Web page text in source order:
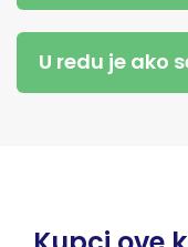
U redu je ako